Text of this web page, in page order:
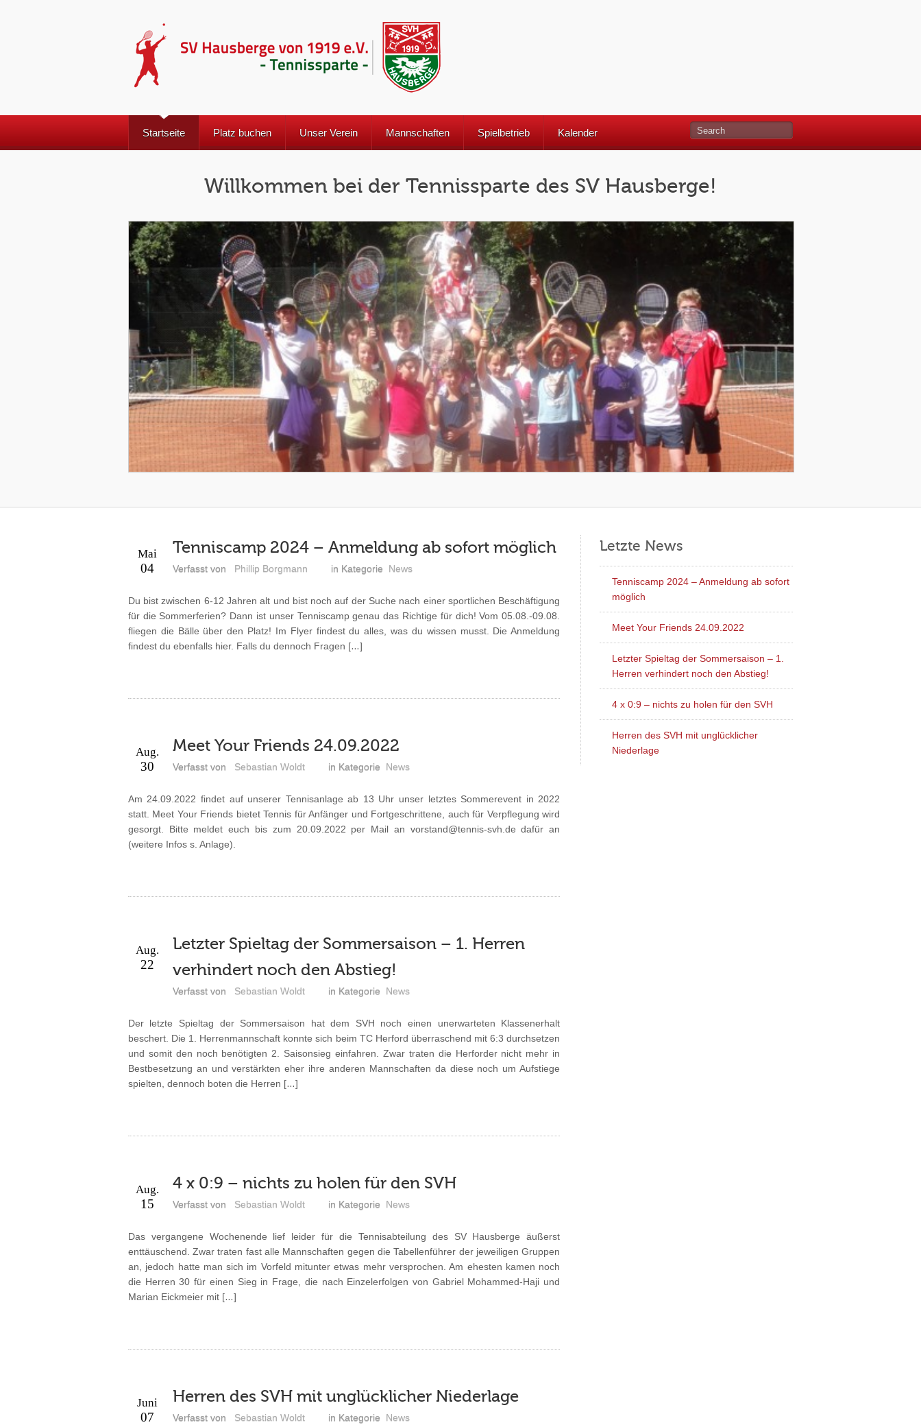
Startseite Platz buchen Unser Verein Mannschaften Spielbetrieb Kalender
Willkommen bei der Tennissparte des SV Hausberge!
Tenniscamp 2024 – Anmeldung ab sofort möglich
Mai
04 Verfasst von Phillip Borgmann in Kategorie News
Du bist zwischen 6-12 Jahren alt und bist noch auf der Suche nach einer sportlichen Beschäftigung
für die Sommerferien? Dann ist unser Tenniscamp genau das Richtige für dich! Vom 05.08.-09.08.
fliegen die Bälle über den Platz! Im Flyer findest du alles, was du wissen musst. Die Anmeldung
findest du ebenfalls hier. Falls du dennoch Fragen […]
Meet Your Friends 24.09.2022
Aug.
30 Verfasst von Sebastian Woldt in Kategorie News
Am 24.09.2022 findet auf unserer Tennisanlage ab 13 Uhr unser letztes Sommerevent in 2022
statt. Meet Your Friends bietet Tennis für Anfänger und Fortgeschrittene, auch für Verpflegung wird
gesorgt. Bitte meldet euch bis zum 20.09.2022 per Mail an vorstand@tennis-svh.de dafür an
(weitere Infos s. Anlage).
Letzter Spieltag der Sommersaison – 1. Herren
verhindert noch den Abstieg!
Aug.
22
Verfasst von Sebastian Woldt in Kategorie News
Der letzte Spieltag der Sommersaison hat dem SVH noch einen unerwarteten Klassenerhalt
beschert. Die 1. Herrenmannschaft konnte sich beim TC Herford überraschend mit 6:3 durchsetzen
und somit den noch benötigten 2. Saisonsieg einfahren. Zwar traten die Herforder nicht mehr in
Bestbesetzung an und verstärkten eher ihre anderen Mannschaften da diese noch um Aufstiege
spielten, dennoch boten die Herren […]
4 x 0:9 – nichts zu holen für den SVH
Aug.
15 Verfasst von Sebastian Woldt in Kategorie News
Das vergangene Wochenende lief leider für die Tennisabteilung des SV Hausberge äußerst
enttäuschend. Zwar traten fast alle Mannschaften gegen die Tabellenführer der jeweiligen Gruppen
an, jedoch hatte man sich im Vorfeld mitunter etwas mehr versprochen. Am ehesten kamen noch
die Herren 30 für einen Sieg in Frage, die nach Einzelerfolgen von Gabriel Mohammed-Haji und
Marian Eickmeier mit […]
Herren des SVH mit unglücklicher Niederlage
Juni
07 Verfasst von Sebastian Woldt in Kategorie News
Letzte News
Tenniscamp 2024 – Anmeldung ab sofort
möglich
Meet Your Friends 24.09.2022
Letzter Spieltag der Sommersaison – 1.
Herren verhindert noch den Abstieg!
4 x 0:9 – nichts zu holen für den SVH
Herren des SVH mit unglücklicher
Niederlage